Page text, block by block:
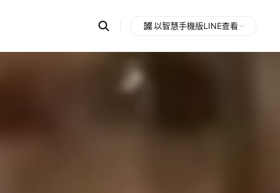
Search
OpenChats
messages
search
以智慧手機版LINE查看